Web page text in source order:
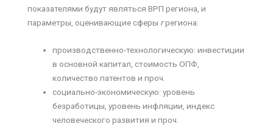
показателями будут являться ВРП региона, и
параметры, оценивающие сферы rрегиона:
производственно-технологическую: инвестиции
в основной капитал, стоимость ОПФ,
количество патентов и проч.
социально-экономическую: уровень
безработицы, уровень инфляции, индекс
человеческого развития и проч.